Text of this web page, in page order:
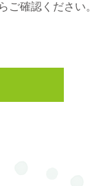
ご確認ください。